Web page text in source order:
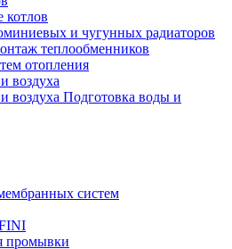
котлов
и чугунных радиаторов
теплообменников
отопления
Подготовка воды и
систем